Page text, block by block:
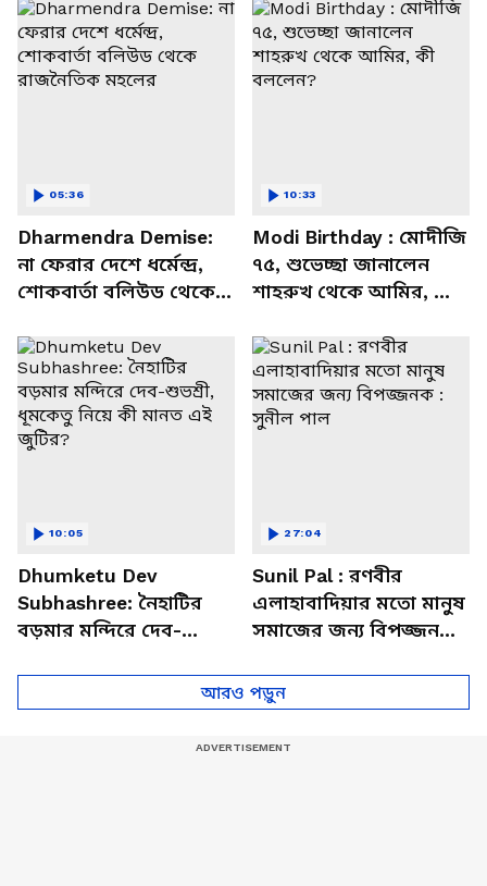
Dharmendra Demise:
না ফেরার দেশে ধর্মেন্দ্র,
শোকবার্তা বলিউড থেকে
05:36
Modi Birthday : মোদীজি
৭৫, শুভেচ্ছা জানালেন
শাহরুখ থেকে আমির, কী
10:33
Dhumketu Dev
Subhashree: নৈহাটির
বড়মার মন্দিরে দেব-
10:05
Sunil Pal : রণবীর
এলাহাবাদিয়ার মতো মানুষ
সমাজের জন্য বিপজ্জনক :
27:04
আরও পড়ুন